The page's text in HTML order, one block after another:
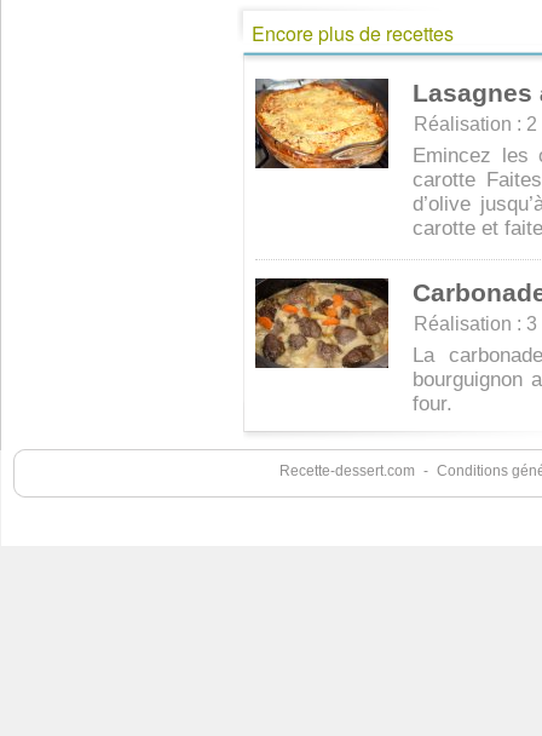
Encore plus de recettes
Lasagnes
Réalisation :
Emincez les
carotte
d’olive
carotte et
Réalisation :
La
bourguignon
four.
Recette-dessert.com - Conditions